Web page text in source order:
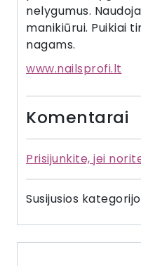
nelygumus.
manikiūrui. Puikiai
nagams.
www.nailsprofi.lt
Komentarai
Prisijunkite, jei
Susijusios